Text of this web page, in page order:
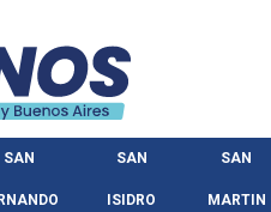
SAN SAN
ISIDRO
SAN
MARTIN